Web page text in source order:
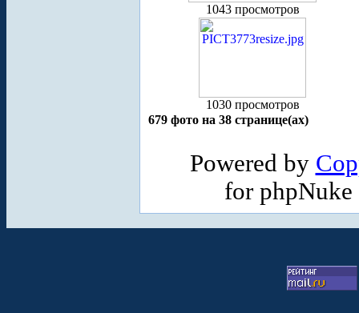
1043 просмотров
1030 просмотров
679 фото на 38 странице(ах)
Powered by
for